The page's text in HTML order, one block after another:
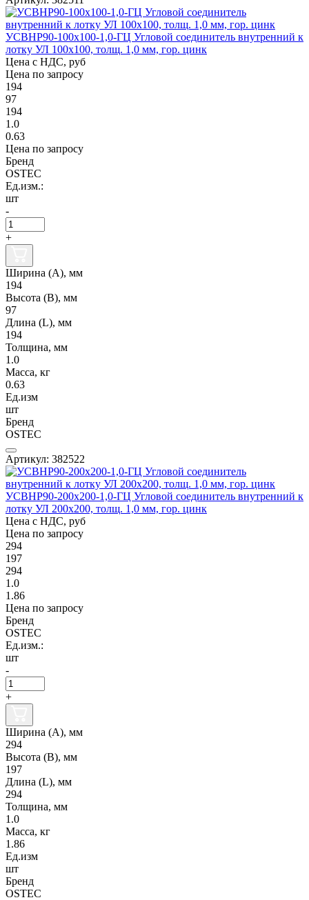
УСВНР90-100х100-1,0-ГЦ Угловой соединитель внутренний к
лотку УЛ 100х100, толщ. 1,0 мм, гор. цинк
Цена с НДС, руб
Цена по запросу
194
97
194
1.0
0.63
Цена по запросу
Бренд
OSTEC
Ед.изм.:
шт
-
+
Ширина (А), мм
194
Высота (В), мм
97
Длина (L), мм
194
Толщина, мм
1.0
Масса, кг
0.63
Ед.изм
шт
Бренд
OSTEC
Артикул: 382522
УСВНР90-200х200-1,0-ГЦ Угловой соединитель внутренний к
лотку УЛ 200х200, толщ. 1,0 мм, гор. цинк
Цена с НДС, руб
Цена по запросу
294
197
294
1.0
1.86
Цена по запросу
Бренд
OSTEC
Ед.изм.:
шт
-
+
Ширина (А), мм
294
Высота (В), мм
197
Длина (L), мм
294
Толщина, мм
1.0
Масса, кг
1.86
Ед.изм
шт
Бренд
OSTEC